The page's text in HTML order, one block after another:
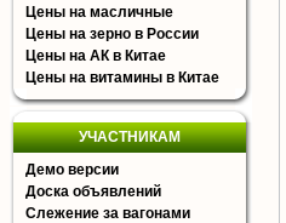
Цены на масличные
Цены на зерно в России
Цены на АК в Китае
Цены на витамины в Китае
УЧАСТНИКАМ
Демо версии
Доска объявлений
Слежение за вагонами